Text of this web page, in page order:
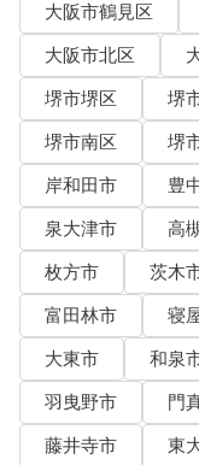
大阪市鶴見区
大阪市北区
堺市堺区
堺
堺市南区
堺
岸和田市
豊
泉大津市
高
枚方市
茨木
富田林市
寝
大東市
和泉
羽曳野市
門
藤井寺市
東